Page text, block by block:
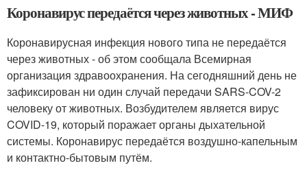
Коронавирус передаётся через животных - МИФ
Коронавирусная инфекция нового типа не передаётся
через животных - об этом сообщала Всемирная
организация здравоохранения. На сегодняшний день не
зафиксирован ни один случай передачи SARS-COV-2
человеку от животных. Возбудителем является вирус
COVID-19, который поражает органы дыхательной
системы. Коронавирус передаётся воздушно-капельным
и контактно-бытовым путём.